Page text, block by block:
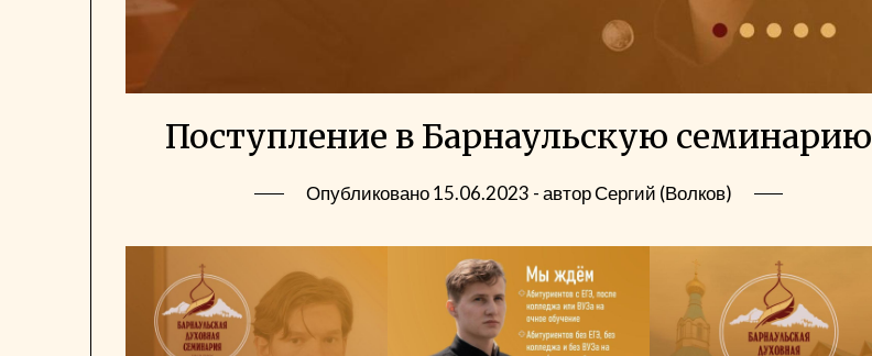
Поступление в Барнаульскую семинарию
Опубликовано15.06.2023 - авторСергий (Волков)